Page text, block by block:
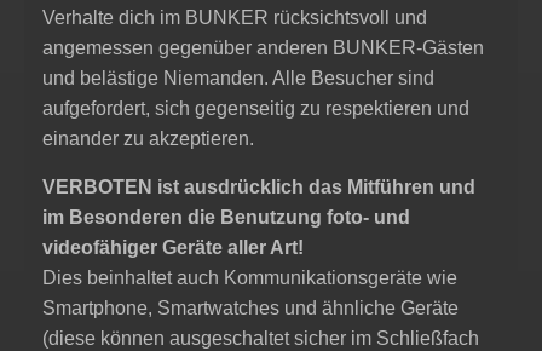
Verhalte dich im BUNKER rücksichtsvoll und
angemessen gegenüber anderen BUNKER-Gästen
und belästige Niemanden. Alle Besucher sind
aufgefordert, sich gegenseitig zu respektieren und
einander zu akzeptieren.
VERBOTEN ist ausdrücklich das Mitführen und
im Besonderen die Benutzung foto- und
videofähiger Geräte aller Art!
Dies beinhaltet auch Kommunikationsgeräte wie
Smartphone, Smartwatches und ähnliche Geräte
(diese können ausgeschaltet sicher im Schließfach